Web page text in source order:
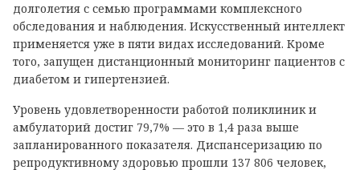
долголетия с семью программами комплексного
обследования и наблюдения. Искусственный интеллект
применяется уже в пяти видах исследований. Кроме
того, запущен дистанционный мониторинг пациентов с
диабетом и гипертензией.
Уровень удовлетворенности работой поликлиник и
амбулаторий достиг 79,7% — это в 1,4 раза выше
запланированного показателя. Диспансеризацию по
репродуктивному здоровью прошли 137 806 человек,